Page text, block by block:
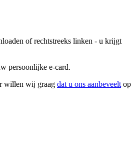
of rechtstreeks linken - u krijgt
persoonlijke e-card.
willen wij graag dat u ons aanbeveelt op